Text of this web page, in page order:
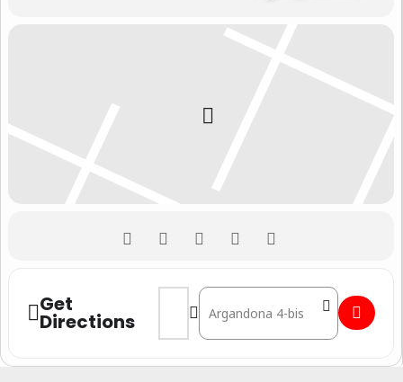
Get
Directions
Address - Evento 2 [TUELHFBF3]
Destination Address - Evento